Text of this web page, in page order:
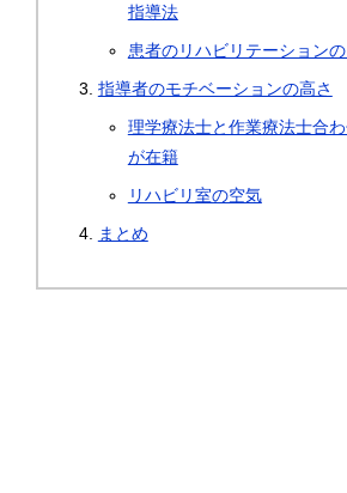
指導法
患者のリハビリテーション
指導者のモチベーションの高さ
理学療法士と作業療法士合
が在籍
リハビリ室の空気
まとめ